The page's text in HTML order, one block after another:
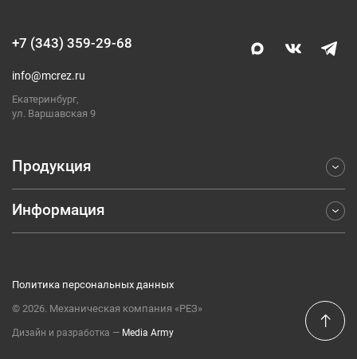
Продукция
Фрезерование
Точение
Отрезка и обработка канавок
Резьбонарезание
Оснастка
Информация
Публикации
+7 (343) 359-29-68
info@mcrez.ru
Екатеринбург,
ул. Варшавская 9
© 2026. Механическая компания «РЕЗ»
Политика персональных данных
Дизайн и разработка ― Media Army